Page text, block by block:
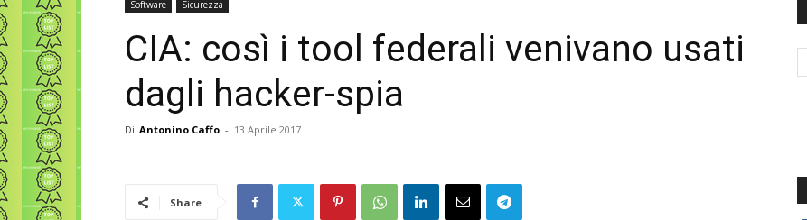
Software Sicurezza
CIA: così i tool federali venivano usati
dagli hacker-spia
Di Antonino Caffo - 13 Aprile 2017
Share